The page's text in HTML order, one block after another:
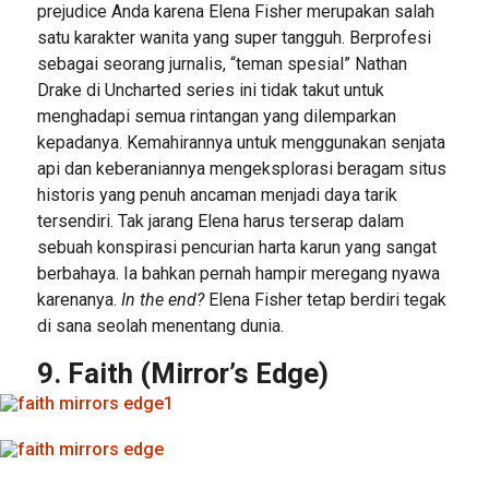
prejudice Anda karena Elena Fisher merupakan salah
satu karakter wanita yang super tangguh. Berprofesi
sebagai seorang jurnalis, “teman spesial” Nathan
Drake di Uncharted series ini tidak takut untuk
menghadapi semua rintangan yang dilemparkan
kepadanya. Kemahirannya untuk menggunakan senjata
api dan keberaniannya mengeksplorasi beragam situs
historis yang penuh ancaman menjadi daya tarik
tersendiri. Tak jarang Elena harus terserap dalam
sebuah konspirasi pencurian harta karun yang sangat
berbahaya. Ia bahkan pernah hampir meregang nyawa
karenanya. In the end? Elena Fisher tetap berdiri tegak
di sana seolah menentang dunia.
9. Faith (Mirror’s Edge)